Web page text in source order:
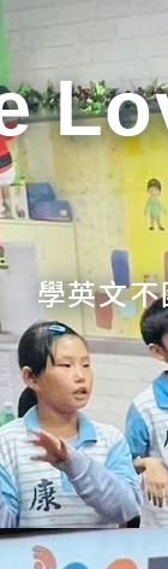
學英文